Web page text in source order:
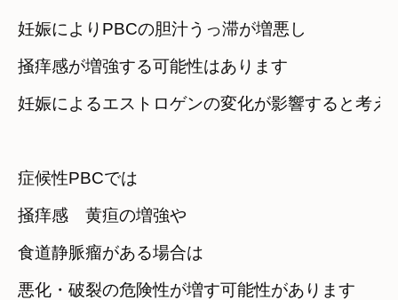
妊娠によりPBCの胆汁うっ滞が増悪し
掻痒感が増強する可能性はあります
妊娠によるエストロゲンの変化が影響すると考え
症候性PBCでは
掻痒感　黄疸の増強や
食道静脈瘤がある場合は
悪化・破裂の危険性が増す可能性があります